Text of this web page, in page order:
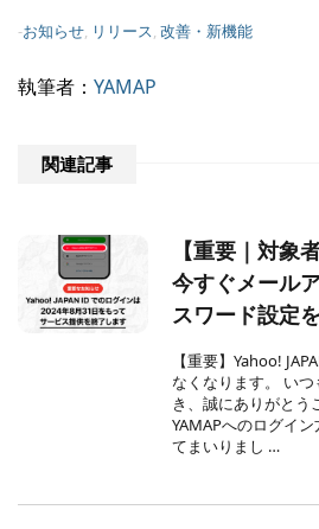
-お知らせ, リリース, 改善・新機能
執筆者： YAMAP
関連記事
【重要｜対象
今すぐメール
スワード設定を
【重要】Yahoo!
なくなります。 い
き、誠にありがとう
YAMAPへのログイ
てまいりまし …